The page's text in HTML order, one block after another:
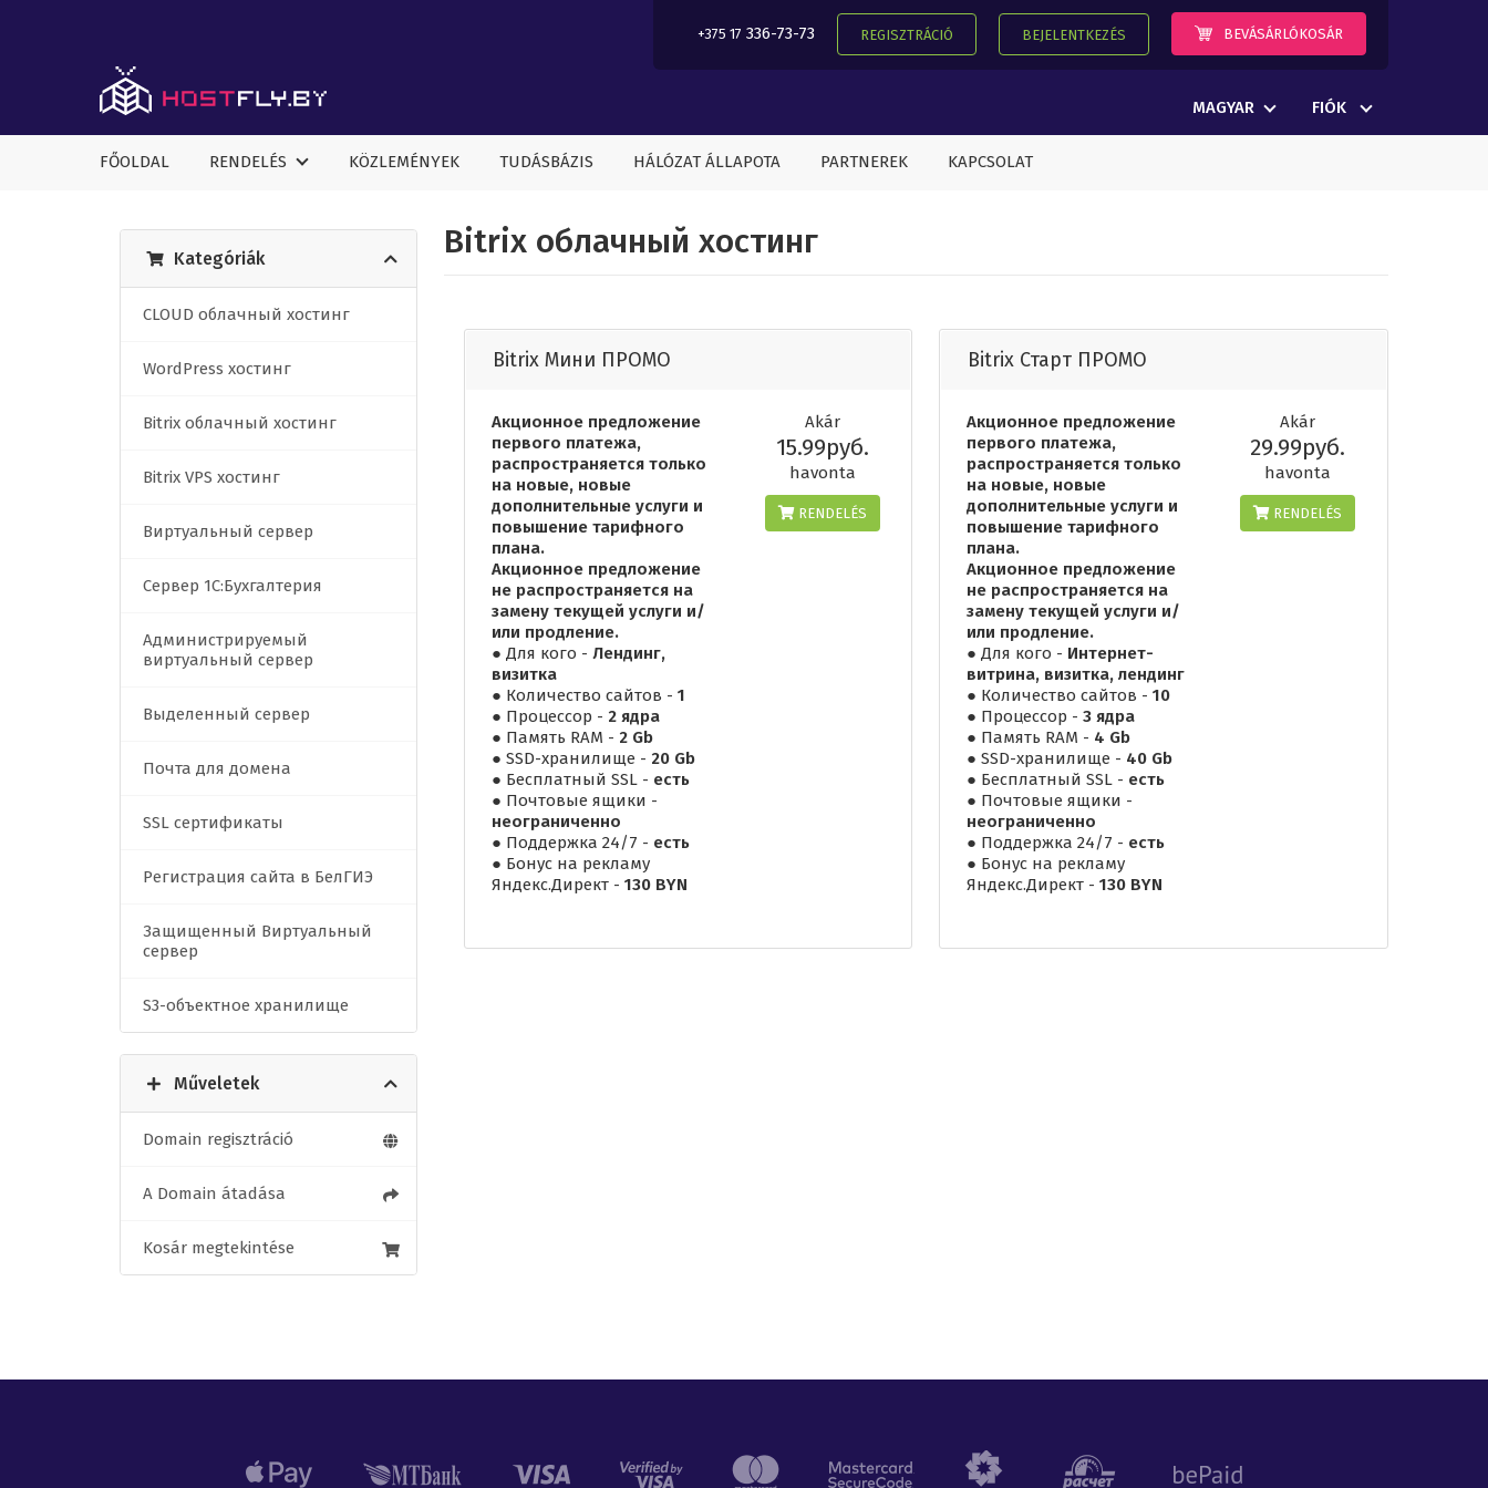
+375 17 336-73-73 REGISZTRÁCIÓ BEJELENTKEZÉS BEVÁSÁRLÓKOSÁR
MAGYAR FIÓK
FŐOLDAL RENDELÉS KÖZLEMÉNYEK TUDÁSBÁZIS HÁLÓZAT ÁLLAPOTA PARTNEREK KAPCSOLAT
Bitrix облачный хостинг
Kategóriák
CLOUD облачный хостинг
WordPress хостинг
Bitrix облачный хостинг
Bitrix VPS хостинг
Виртуальный сервер
Сервер 1C:Бухгалтерия
Администрируемый
виртуальный сервер
Выделенный сервер
Почта для домена
SSL сертификаты
Регистрация сайта в БелГИЭ
Защищенный Виртуальный
сервер
S3-объектное хранилище
Műveletek
Domain regisztráció
A Domain átadása
Kosár megtekintése
Bitrix Мини ПРОМО
Акционное предложение
первого платежа,
распространяется только
на новые, новые
дополнительные услуги и
повышение тарифного
плана.
Акционное предложение
не распространяется на
замену текущей услуги и/
или продление.
● Для кого - Лендинг,
визитка
● Количество сайтов - 1
● Процессор - 2 ядра
● Память RAM - 2 Gb
● SSD-хранилище - 20 Gb
● Бесплатный SSL - есть
● Почтовые ящики -
неограниченно
● Поддержка 24/7 - есть
● Бонус на рекламу
Яндекс.Директ - 130 BYN
Akár
15.99руб.
havonta
RENDELÉS
Bitrix Старт ПРОМО
Акционное предложение
первого платежа,
распространяется только
на новые, новые
дополнительные услуги и
повышение тарифного
плана.
Акционное предложение
не распространяется на
замену текущей услуги и/
или продление.
● Для кого - Интернет-
витрина, визитка, лендинг
● Количество сайтов -10
● Процессор -3 ядра
● Память RAM - 4 Gb
● SSD-хранилище - 40 Gb
● Бесплатный SSL - есть
● Почтовые ящики -
неограниченно
● Поддержка 24/7 - есть
● Бонус на рекламу
Яндекс.Директ -130 BYN
Akár
29.99руб.
havonta
RENDELÉS